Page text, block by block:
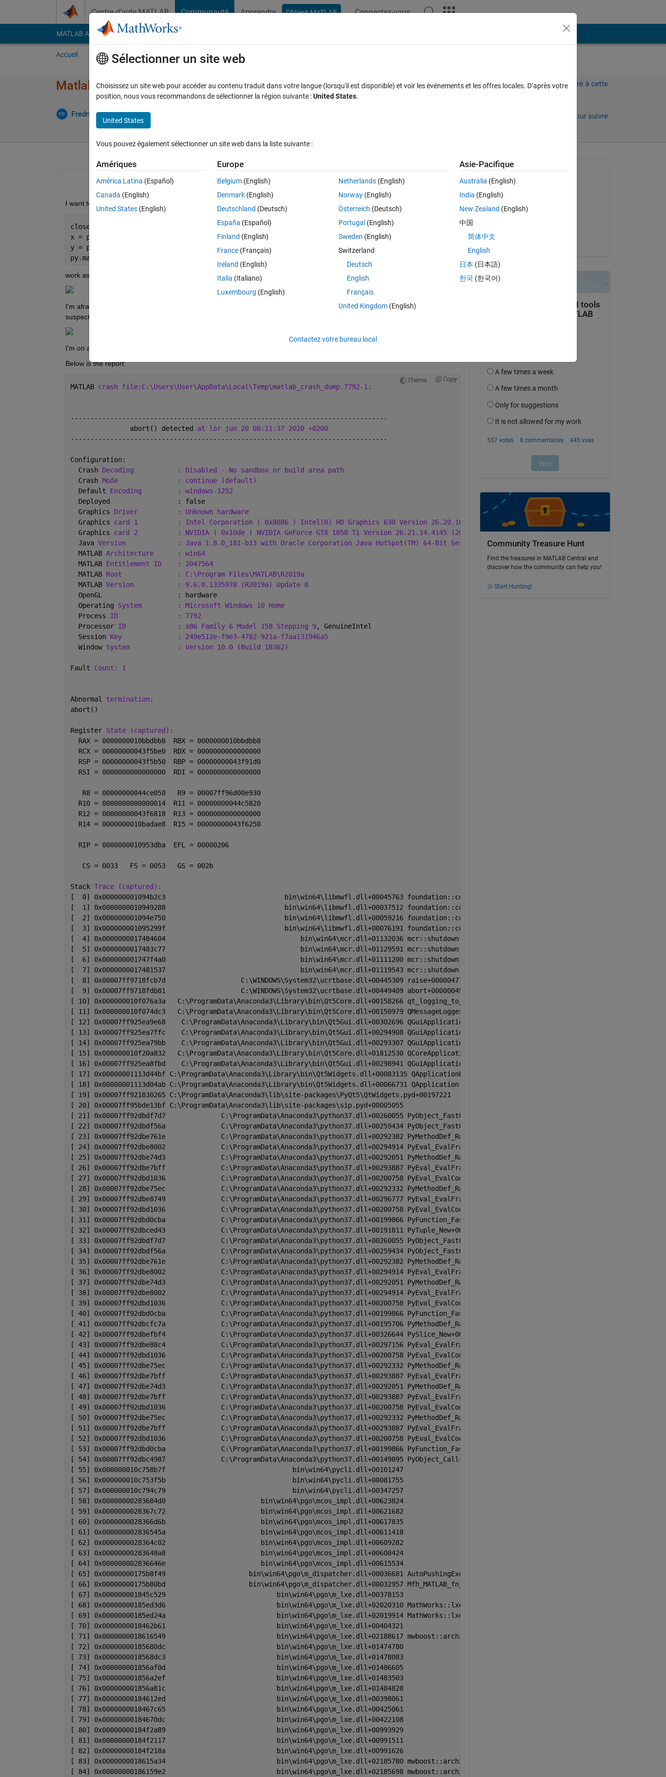
Centre d’aide MATLAB Communauté Apprendre Obtenir MATLAB Connectez-vous
MATLAB Answers File Exchange Cody
Accueil Poser une question Parcourir
Matlab crashes when using py.matplot​lib.pyplot​.plot()
Fredrik P 20 Juin 2020
Connectez-vous pour répondre à cette
Connectez-vous pour suivre
Ouvrir dans MATLAB Online
I want to use Python's matplotlib in Matlab but I can't make even this simple example
close; clear; clc;
x = py.numpy.arange(25);
y = py.numpy.square(x) + py.numpy.random.rand(int32(25));
py.matplotlib.pyplot.plot(x, y);
work as Matlab crashes after showing with the following dialog:
I'm afraid that I don't know how to proceed after reading this message. (Admittedly, I haven't tried reinstalling Matlab but I
suspect that won't help.) After pressing OK, then Matlab closes with this dialog:
I'm on a Windows 10 machine and using 64-bit Anaconda Python 3.7.6 and have started Matlab from the Anaconda prompt.
Below is the report:
Theme Copy
MATLAB crash file:C:\Users\User\AppData\Local\Temp\matlab_crash_dump.7792-1:
--------------------------------------------------------------------------------
               abort() detected
at lör jun 20 08:11:37 2020 +0200
--------------------------------------------------------------------------------
Configuration:
  Crash
Decoding
: Disabled - No sandbox or build area path
  Crash
Mode
: continue (default)
  Default
Encoding
: windows-1252
  Deployed                 : false
  Graphics
Driver
: Unknown hardware
  Graphics
card 1
: Intel Corporation ( 0x8086 ) Intel(R) HD Graphics 630 Version 26.20.100.7325 (2019-10-7)
  Graphics
card 2
: NVIDIA ( 0x10de ) NVIDIA GeForce GTX 1050 Ti Version 26.21.14.4145 (2019-11-26)
  Java
Version
: Java 1.8.0_181-b13 with Oracle Corporation Java HotSpot(TM) 64-Bit Server VM mixed mode
  MATLAB
Architecture
: win64
  MATLAB
Entitlement ID
: 2047564
  MATLAB
Root
: C:\Program Files\MATLAB\R2019a
  MATLAB
Version
: 9.6.0.1335978 (R2019a) Update 8
  OpenGL                   : hardware
  Operating
System
: Microsoft Windows 10 Home
  Process
ID
: 7792
  Processor
ID : x86 Family 6 Model 158 Stepping 9, GenuineIntel
  Session
Key
: 249e512e-f9e3-4782-921a-f7aa131946a5
  Window
System : Version 10.0 (Build 18362)
Fault Count: 1
Abnormal termination:
abort()
Register State (captured):
  RAX = 0000000010bbdbb8  RBX = 0000000010bbdbb8
  RCX = 00000000043f5be0  RDX = 0000000000000000
  RSP = 00000000043f5b50  RBP = 00000000043f91d0
  RSI = 0000000000000000  RDI = 0000000000000000
   R8 = 00000000044ce050   R9 = 00007ff96d00e930
  R10 = 0000000000000014  R11 = 00000000044c5820
  R12 = 00000000043f6818  R13 = 0000000000000000
  R14 = 0000000010badae8  R15 = 00000000043f6250
  RIP = 0000000010953dba  EFL = 00000206
   CS = 0033   FS = 0053   GS = 002b
Stack Trace (captured):
[  0] 0x000000001094b2c3                              bin\win64\libmwfl.dll+00045763 foundation::core::diag::thread_context::unspecified_bool+00000051
[  1] 0x0000000010949288                              bin\win64\libmwfl.dll+00037512 foundation::core::diag::stacktrace_base::capture+00000024
[  2] 0x000000001094e750                              bin\win64\libmwfl.dll+00059216 foundation::core::diag::symbols::getSymbolAddress+00012656
[  3] 0x000000001095299f                              bin\win64\libmwfl.dll+00076191 foundation::core::diag::is_terminate_message_enabled+00000607
[  4] 0x0000000017484604                                  bin\win64\mcr.dll+01132036 mcr::shutdown::startWatchdog+00037076
[  5] 0x0000000017483c77                                  bin\win64\mcr.dll+01129591 mcr::shutdown::startWatchdog+00034631
[  6] 0x000000001747f4a0                                  bin\win64\mcr.dll+01111200 mcr::shutdown::startWatchdog+00016240
[  7] 0x0000000017481537                                  bin\win64\mcr.dll+01119543 mcr::shutdown::startWatchdog+00024583
[  8] 0x00007ff9718fcb7d                   C:\WINDOWS\System32\ucrtbase.dll+00445309 raise+00000477
[  9] 0x00007ff9718fdb81                   C:\WINDOWS\System32\ucrtbase.dll+00449409 abort+00000049
[ 10] 0x000000010f076a3a   C:\ProgramData\Anaconda3\Library\bin\Qt5Core.dll+00158266 qt_logging_to_console+00000378
[ 11] 0x000000010f074dc3   C:\ProgramData\Anaconda3\Library\bin\Qt5Core.dll+00150979 QMessageLogger::fatal+00000147
[ 12] 0x00007ff925ea9e68    C:\ProgramData\Anaconda3\Library\bin\Qt5Gui.dll+00302696 QGuiApplicationPrivate::init+00003816
[ 13] 0x00007ff925ea7ffc    C:\ProgramData\Anaconda3\Library\bin\Qt5Gui.dll+00294908 QGuiApplicationPrivate::createPlatformIntegration+00001564
[ 14] 0x00007ff925ea79bb    C:\ProgramData\Anaconda3\Library\bin\Qt5Gui.dll+00293307 QGuiApplicationPrivate::createEventDispatcher+00000027
[ 15] 0x000000010f20a832   C:\ProgramData\Anaconda3\Library\bin\Qt5Core.dll+01812530 QCoreApplicationPrivate::init+00001138
[ 16] 0x00007ff925ea8fbd    C:\ProgramData\Anaconda3\Library\bin\Qt5Gui.dll+00298941 QGuiApplicationPrivate::init+00000061
[ 17] 0x00000001113d44bf C:\ProgramData\Anaconda3\Library\bin\Qt5Widgets.dll+00083135 QApplicationPrivate::init+00000015
[ 18] 0x00000001113d04ab C:\ProgramData\Anaconda3\Library\bin\Qt5Widgets.dll+00066731 QApplication::QApplication+00000091
[ 19] 0x00007ff921830265 C:\ProgramData\Anaconda3\lib\site-packages\PyQt5\QtWidgets.pyd+00197221
[ 20] 0x00007ff95bde13bf C:\ProgramData\Anaconda3\lib\site-packages\sip.pyd+00005055
[ 21] 0x00007ff92dbdf7d7              C:\ProgramData\Anaconda3\python37.dll+00260055 PyObject_FastCallKeywords+00000999
[ 22] 0x00007ff92dbdf56a              C:\ProgramData\Anaconda3\python37.dll+00259434 PyObject_FastCallKeywords+00000378
[ 23] 0x00007ff92dbe761e              C:\ProgramData\Anaconda3\python37.dll+00292382 PyMethodDef_RawFastCallKeywords+00003326
[ 24] 0x00007ff92dbe8002              C:\ProgramData\Anaconda3\python37.dll+00294914 PyEval_EvalFrameDefault+00002226
[ 25] 0x00007ff92dbe74d3              C:\ProgramData\Anaconda3\python37.dll+00292051 PyMethodDef_RawFastCallKeywords+00002995
[ 26] 0x00007ff92dbe7bff              C:\ProgramData\Anaconda3\python37.dll+00293887 PyEval_EvalFrameDefault+00001199
[ 27] 0x00007ff92dbd1036              C:\ProgramData\Anaconda3\python37.dll+00200758 PyEval_EvalCodeWithName+00000422
[ 28] 0x00007ff92dbe75ec              C:\ProgramData\Anaconda3\python37.dll+00292332 PyMethodDef_RawFastCallKeywords+00003276
[ 29] 0x00007ff92dbe8749              C:\ProgramData\Anaconda3\python37.dll+00296777 PyEval_EvalFrameDefault+00004089
[ 30] 0x00007ff92dbd1036              C:\ProgramData\Anaconda3\python37.dll+00200758 PyEval_EvalCodeWithName+00000422
[ 31] 0x00007ff92dbd0cba              C:\ProgramData\Anaconda3\python37.dll+00199866 PyFunction_FastCallDict+00000442
[ 32] 0x00007ff92dbced43              C:\ProgramData\Anaconda3\python37.dll+00191811 PyTuple_New+00001011
[ 33] 0x00007ff92dbdf7d7              C:\ProgramData\Anaconda3\python37.dll+00260055 PyObject_FastCallKeywords+00000999
[ 34] 0x00007ff92dbdf56a              C:\ProgramData\Anaconda3\python37.dll+00259434 PyObject_FastCallKeywords+00000378
[ 35] 0x00007ff92dbe761e              C:\ProgramData\Anaconda3\python37.dll+00292382 PyMethodDef_RawFastCallKeywords+00003326
[ 36] 0x00007ff92dbe8002              C:\ProgramData\Anaconda3\python37.dll+00294914 PyEval_EvalFrameDefault+00002226
[ 37] 0x00007ff92dbe74d3              C:\ProgramData\Anaconda3\python37.dll+00292051 PyMethodDef_RawFastCallKeywords+00002995
[ 38] 0x00007ff92dbe8002              C:\ProgramData\Anaconda3\python37.dll+00294914 PyEval_EvalFrameDefault+00002226
[ 39] 0x00007ff92dbd1036              C:\ProgramData\Anaconda3\python37.dll+00200758 PyEval_EvalCodeWithName+00000422
[ 40] 0x00007ff92dbd0cba              C:\ProgramData\Anaconda3\python37.dll+00199866 PyFunction_FastCallDict+00000442
[ 41] 0x00007ff92dbcfc7a              C:\ProgramData\Anaconda3\python37.dll+00195706 PyMethodDef_RawFastCallDict+00000938
[ 42] 0x00007ff92dbefbf4              C:\ProgramData\Anaconda3\python37.dll+00326644 PySlice_New+00000436
[ 43] 0x00007ff92dbe88c4              C:\ProgramData\Anaconda3\python37.dll+00297156 PyEval_EvalFrameDefault+00004468
[ 44] 0x00007ff92dbd1036              C:\ProgramData\Anaconda3\python37.dll+00200758 PyEval_EvalCodeWithName+00000422
[ 45] 0x00007ff92dbe75ec              C:\ProgramData\Anaconda3\python37.dll+00292332 PyMethodDef_RawFastCallKeywords+00003276
[ 46] 0x00007ff92dbe7bff              C:\ProgramData\Anaconda3\python37.dll+00293887 PyEval_EvalFrameDefault+00001199
[ 47] 0x00007ff92dbe74d3              C:\ProgramData\Anaconda3\python37.dll+00292051 PyMethodDef_RawFastCallKeywords+00002995
[ 48] 0x00007ff92dbe7bff              C:\ProgramData\Anaconda3\python37.dll+00293887 PyEval_EvalFrameDefault+00001199
[ 49] 0x00007ff92dbd1036              C:\ProgramData\Anaconda3\python37.dll+00200758 PyEval_EvalCodeWithName+00000422
[ 50] 0x00007ff92dbe75ec              C:\ProgramData\Anaconda3\python37.dll+00292332 PyMethodDef_RawFastCallKeywords+00003276
[ 51] 0x00007ff92dbe7bff              C:\ProgramData\Anaconda3\python37.dll+00293887 PyEval_EvalFrameDefault+00001199
[ 52] 0x00007ff92dbd1036              C:\ProgramData\Anaconda3\python37.dll+00200758 PyEval_EvalCodeWithName+00000422
[ 53] 0x00007ff92dbd0cba              C:\ProgramData\Anaconda3\python37.dll+00199866 PyFunction_FastCallDict+00000442
[ 54] 0x00007ff92dbc4987              C:\ProgramData\Anaconda3\python37.dll+00149895 PyObject_Call+00000211
[ 55] 0x000000010c758b7f                                bin\win64\pycli.dll+00101247
[ 56] 0x000000010c753f5b                                bin\win64\pycli.dll+00081755
[ 57] 0x000000010c794c79                                bin\win64\pycli.dll+00347257
[ 58] 0x00000000283684d0                        bin\win64\pgo\mcos_impl.dll+00623824
[ 59] 0x0000000028367c72                        bin\win64\pgo\mcos_impl.dll+00621682
[ 60] 0x0000000028366d6b                        bin\win64\pgo\mcos_impl.dll+00617835
[ 61] 0x000000002836545a                        bin\win64\pgo\mcos_impl.dll+00611418
[ 62] 0x0000000028364c02                        bin\win64\pgo\mcos_impl.dll+00609282
[ 63] 0x00000000283648a8                        bin\win64\pgo\mcos_impl.dll+00608424
[ 64] 0x000000002836646e                        bin\win64\pgo\mcos_impl.dll+00615534
[ 65] 0x00000000175b8f49                     bin\win64\pgo\m_dispatcher.dll+00036681 AutoPushingExecutionFrame::AutoPushingExecutionFrame+00000825
[ 66] 0x00000000175b80bd                     bin\win64\pgo\m_dispatcher.dll+00032957 Mfh_MATLAB_fn_impl::dispatch+00000045
[ 67] 0x000000001845c529                            bin\win64\pgo\m_lxe.dll+00378153
[ 68] 0x00000000185ed3d6                            bin\win64\pgo\m_lxe.dll+02020310 MathWorks::lxe::StartupLxeEngine+00025634
[ 69] 0x00000000185ed24a                            bin\win64\pgo\m_lxe.dll+02019914 MathWorks::lxe::StartupLxeEngine+00025238
[ 70] 0x0000000018462b61                            bin\win64\pgo\m_lxe.dll+00404321
[ 71] 0x0000000018616549                            bin\win64\pgo\m_lxe.dll+02188617
[ 72] 0x00000000185680dc                            bin\win64\pgo\m_lxe.dll+01474780
[ 73] 0x0000000018568dc3                            bin\win64\pgo\m_lxe.dll+01478083
[ 74] 0x000000001856af0d                            bin\win64\pgo\m_lxe.dll+01486605
[ 75] 0x000000001856a2ef                            bin\win64\pgo\m_lxe.dll+01483503
[ 76] 0x000000001856a81c                            bin\win64\pgo\m_lxe.dll+01484828
[ 77] 0x00000000184612ed                            bin\win64\pgo\m_lxe.dll+00398061
[ 78] 0x0000000018467c65                            bin\win64\pgo\m_lxe.dll+00425061
[ 79] 0x00000000184670dc                            bin\win64\pgo\m_lxe.dll+00422108
[ 80] 0x00000000184f2a89                            bin\win64\pgo\m_lxe.dll+00993929
[ 81] 0x00000000184f2117                            bin\win64\pgo\m_lxe.dll+00991511
[ 82] 0x00000000184f218a                            bin\win64\pgo\m_lxe.dll+00991626
[ 83] 0x0000000018615a34                            bin\win64\pgo\m_lxe.dll+02185780
[ 84] 0x00000000186159e2                            bin\win64\pgo\m_lxe.dll+02185698
Fredrik P
le 20 Juin 2020
le 26 Août 2020
Community Treasure Hunt
Find the treasures in MATLAB Central and
discover how the community can help you!
Start Hunting!
Sélectionner un site web
Choisissez un site web pour accéder au contenu traduit dans votre langue (lorsqu'il est disponible) et voir les événements et les offres locales. D’après votre
position, nous vous recommandons de sélectionner la région suivante :United States.
United States
Vous pouvez également sélectionner un site web dans la liste suivante :
Amériques
América Latina (Español)
Canada (English)
United States (English)
Europe
Belgium (English)
Denmark (English)
Deutschland (Deutsch)
España (Español)
Finland (English)
France (Français)
Ireland (English)
Italia (Italiano)
Luxembourg (English)
Netherlands(English)
Norway(English)
Österreich (Deutsch)
Portugal (English)
Sweden (English)
Switzerland
Deutsch
English
Français
United Kingdom(English)
Asie-Pacifique
Australia (English)
India (English)
New Zealand (English)
中国
简体中文
English
日本 (日本語)
한국 (한국어)
Contactez votre bureau local